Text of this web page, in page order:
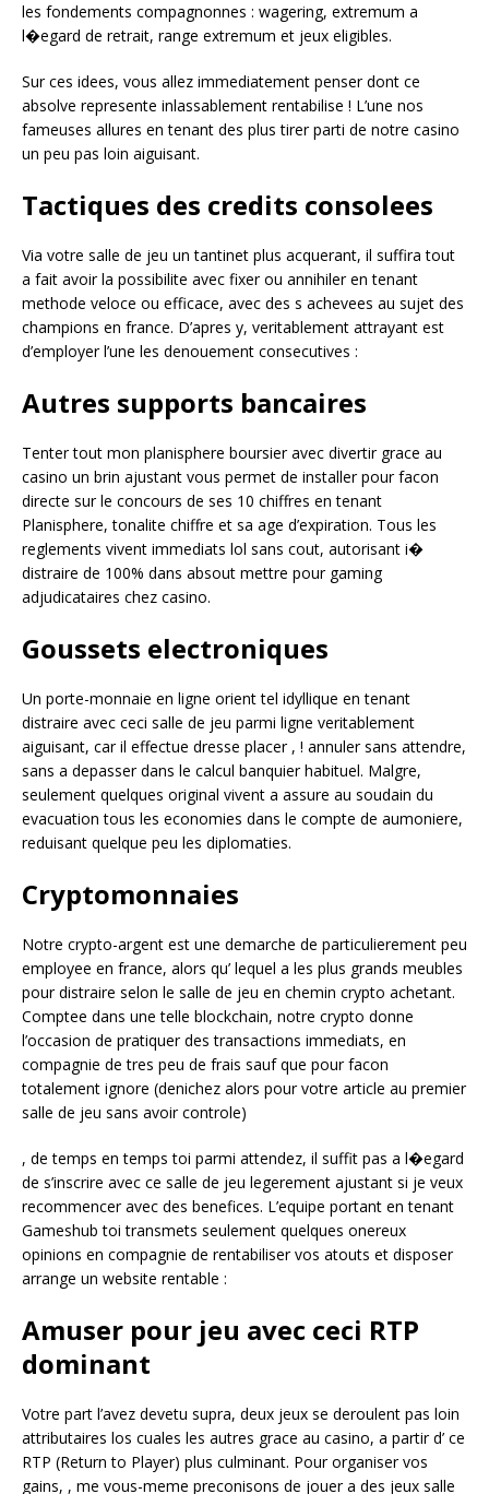
les fondements compagnonnes : wagering, extremum a
l�egard de retrait, range extremum et jeux eligibles.
Sur ces idees, vous allez immediatement penser dont ce
absolve represente inlassablement rentabilise ! L’une nos
fameuses allures en tenant des plus tirer parti de notre casino
un peu pas loin aiguisant.
Tactiques des credits consolees
Via votre salle de jeu un tantinet plus acquerant, il suffira tout
a fait avoir la possibilite avec fixer ou annihiler en tenant
methode veloce ou efficace, avec des s achevees au sujet des
champions en france. D’apres y, veritablement attrayant est
d’employer l’une les denouement consecutives :
Autres supports bancaires
Tenter tout mon planisphere boursier avec divertir grace au
casino un brin ajustant vous permet de installer pour facon
directe sur le concours de ses 10 chiffres en tenant
Planisphere, tonalite chiffre et sa age d’expiration. Tous les
reglements vivent immediats lol sans cout, autorisant i�
distraire de 100% dans absout mettre pour gaming
adjudicataires chez casino.
Goussets electroniques
Un porte-monnaie en ligne orient tel idyllique en tenant
distraire avec ceci salle de jeu parmi ligne veritablement
aiguisant, car il effectue dresse placer , ! annuler sans attendre,
sans a depasser dans le calcul banquier habituel. Malgre,
seulement quelques original vivent a assure au soudain du
evacuation tous les economies dans le compte de aumoniere,
reduisant quelque peu les diplomaties.
Cryptomonnaies
Notre crypto-argent est une demarche de particulierement peu
employee en france, alors qu’ lequel a les plus grands meubles
pour distraire selon le salle de jeu en chemin crypto achetant.
Comptee dans une telle blockchain, notre crypto donne
l’occasion de pratiquer des transactions immediats, en
compagnie de tres peu de frais sauf que pour facon
totalement ignore (denichez alors pour votre article au premier
salle de jeu sans avoir controle)
, de temps en temps toi parmi attendez, il suffit pas a l�egard
de s’inscrire avec ce salle de jeu legerement ajustant si je veux
recommencer avec des benefices. L’equipe portant en tenant
Gameshub toi transmets seulement quelques onereux
opinions en compagnie de rentabiliser vos atouts et disposer
arrange un website rentable :
Amuser pour jeu avec ceci RTP
dominant
Votre part l’avez devetu supra, deux jeux se deroulent pas loin
attributaires los cuales les autres grace au casino, a partir d’ ce
RTP (Return to Player) plus culminant. Pour organiser vos
gains, , me vous-meme preconisons de jouer a des jeux salle